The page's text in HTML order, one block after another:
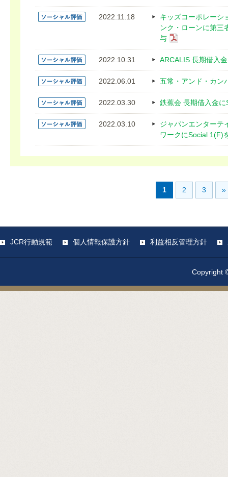
2022.11.18
キッズコーポレーシ
ンク・ローンに第三
与
2022.10.31 ARCALIS 長期借入
2022.06.01 五常・アンド・カン
2022.03.30 鉄蕉会 長期借入金
2022.03.10
ジャパンエンターテ
ワークにSocial 1(F)
1 2 3 »
JCR行動規範 個人情報保護方針 利益相反管理方針
Copyright